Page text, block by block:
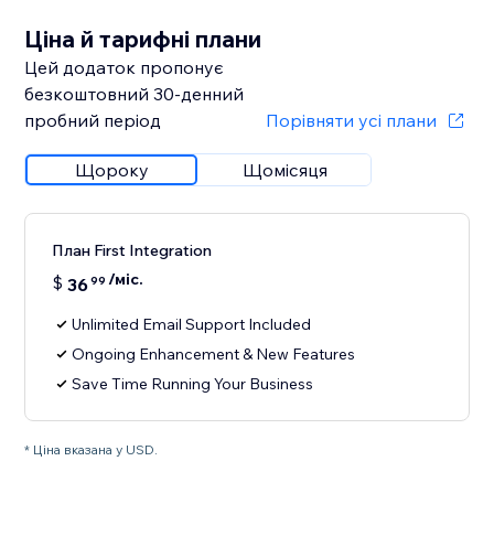
Ціна й тарифні плани
Цей додаток пропонує
безкоштовний 30‑денний
пробний період
Порівняти усі плани
Щороку Щомісяця
План First Integration
$ 3699 /міс.
Unlimited Email Support Included
Ongoing Enhancement & New Features
Save Time Running Your Business
* Ціна вказана у USD.